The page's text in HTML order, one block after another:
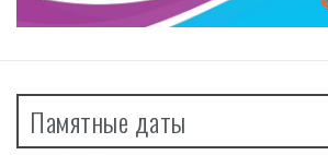
Памятные даты